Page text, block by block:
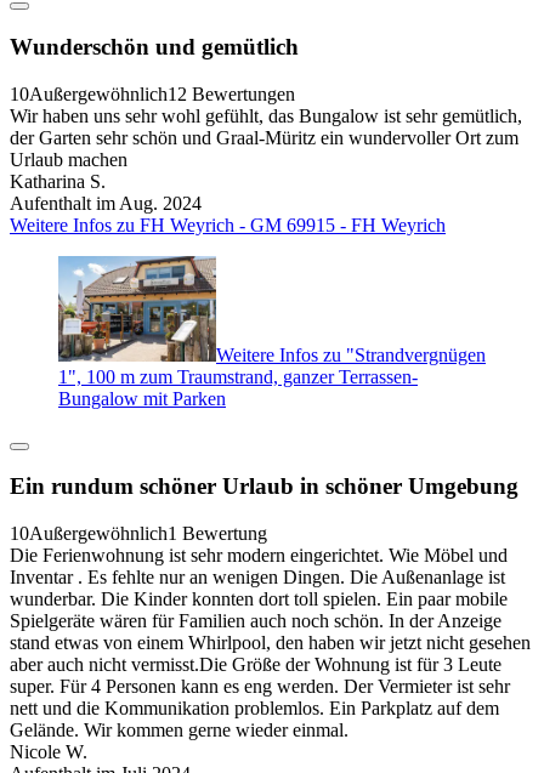
Wunderschön und gemütlich
10Außergewöhnlich12 Bewertungen
Wir haben uns sehr wohl gefühlt, das Bungalow ist sehr gemütlich,
der Garten sehr schön und Graal-Müritz ein wundervoller Ort zum
Urlaub machen
Katharina S.
Aufenthalt im Aug. 2024
Weitere Infos zu FH Weyrich - GM 69915 - FH Weyrich
Weitere Infos zu "Strandvergnügen
1", 100 m zum Traumstrand, ganzer Terrassen-
Bungalow mit Parken
Ein rundum schöner Urlaub in schöner Umgebung
10Außergewöhnlich1 Bewertung
Die Ferienwohnung ist sehr modern eingerichtet. Wie Möbel und
Inventar . Es fehlte nur an wenigen Dingen. Die Außenanlage ist
wunderbar. Die Kinder konnten dort toll spielen. Ein paar mobile
Spielgeräte wären für Familien auch noch schön. In der Anzeige
stand etwas von einem Whirlpool, den haben wir jetzt nicht gesehen
aber auch nicht vermisst.Die Größe der Wohnung ist für 3 Leute
super. Für 4 Personen kann es eng werden. Der Vermieter ist sehr
nett und die Kommunikation problemlos. Ein Parkplatz auf dem
Gelände. Wir kommen gerne wieder einmal.
Nicole W.